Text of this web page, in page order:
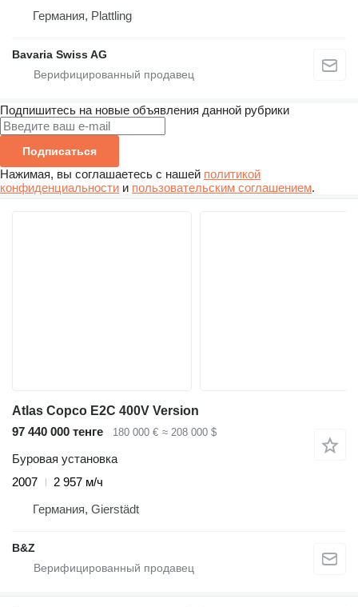
Германия, Plattling
Bavaria Swiss AG
Подпишитесь на новые объявления данной рубрики
Подписаться
Нажимая, вы соглашаетесь с нашей политикой
конфиденциальности и пользовательским соглашением.
Atlas Copco E2C 400V Version
97 440 000 тенге
180 000 € ≈ 208 000 $
Буровая установка
2007
2 957 м/ч
Германия, Gierstädt
B&Z